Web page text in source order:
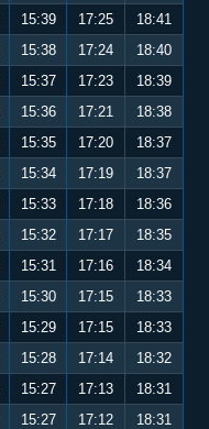
15:39 17:25
18:41
15:38 17:24
18:40
15:37 17:23
18:39
15:36 17:21
18:38
15:35 17:20
18:37
15:34 17:19
18:37
15:33 17:18
18:36
15:32 17:17
18:35
15:31 17:16
18:34
15:30 17:15
18:33
15:29 17:15
18:33
15:28 17:14
18:32
15:27 17:13
18:31
15:27 17:12
18:31